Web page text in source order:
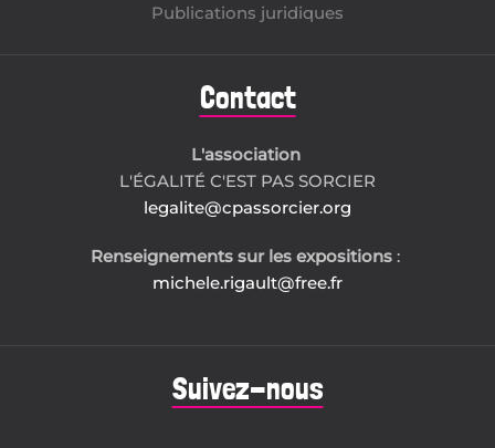
Publications juridiques
Contact
L'association
L'ÉGALITÉ C'EST PAS SORCIER
legalite@cpassorcier.org
Renseignements sur les expositions :
michele.rigault@free.fr
Suivez-nous